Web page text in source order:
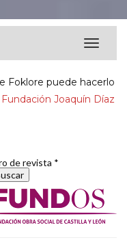
Toggle
Foklore puede hacerlo
Joaquín Díaz
de revista *